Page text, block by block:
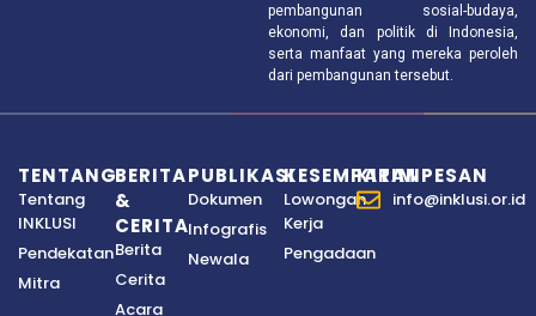
pembangunan sosial-budaya,
ekonomi, dan politik di Indonesia,
serta manfaat yang mereka peroleh
dari pembangunan tersebut.
TENTANG
Tentang
INKLUSI
Pendekatan
Mitra
BERITA
&
CERITA
Berita
Cerita
Acara
PUBLIKASI
Dokumen
Infografis
Newala
KESEMPATAN
Lowongan
Kerja
Pengadaan
KIRIM PESAN
info@inklusi.or.id